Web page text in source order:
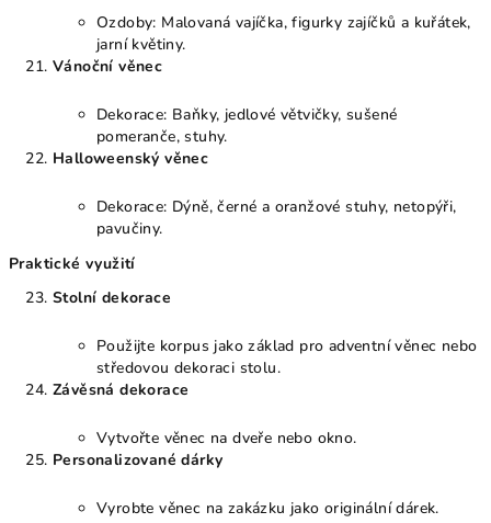
Ozdoby: Malovaná vajíčka, figurky zajíčků a kuřátek,
jarní květiny.
Vánoční věnec
Dekorace: Baňky, jedlové větvičky, sušené
pomeranče, stuhy.
Halloweenský věnec
Dekorace: Dýně, černé a oranžové stuhy, netopýři,
pavučiny.
Praktické využití
Stolní dekorace
Použijte korpus jako základ pro adventní věnec nebo
středovou dekoraci stolu.
Závěsná dekorace
Vytvořte věnec na dveře nebo okno.
Personalizované dárky
Vyrobte věnec na zakázku jako originální dárek.